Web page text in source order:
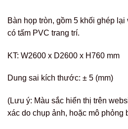
Bàn họp tròn, gồm 5 khối ghép
có tấm PVC trang trí.
KT: W2600 x D2600 x H760 mm
Dung sai kích thước: ± 5 (mm)
(Lưu ý: Màu sắc hiển thị trên
xác do chụp ảnh, hoặc mô phỏng